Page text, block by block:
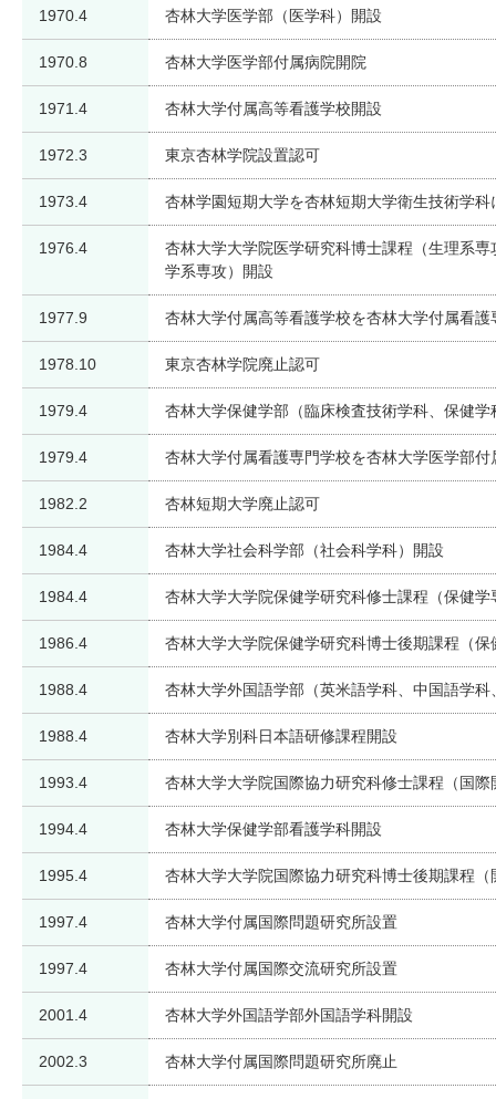
1970.4 杏林大学医学部（医学科）開設
1970.8 杏林大学医学部付属病院開院
1971.4 杏林大学付属高等看護学校開設
1972.3 東京杏林学院設置認可
1973.4 杏林学園短期大学を杏林短期大学衛生技術学
1976.4
杏林大学大学院医学研究科博士課程（生理系
学系専攻）開設
1977.9 杏林大学付属高等看護学校を杏林大学付属看
1978.10 東京杏林学院廃止認可
1979.4 杏林大学保健学部（臨床検査技術学科、保健学
1979.4 杏林大学付属看護専門学校を杏林大学医学部
1982.2 杏林短期大学廃止認可
1984.4 杏林大学社会科学部（社会科学科）開設
1984.4 杏林大学大学院保健学研究科修士課程（保健学
1986.4 杏林大学大学院保健学研究科博士後期課程（保
1988.4 杏林大学外国語学部（英米語学科、中国語学
1988.4 杏林大学別科日本語研修課程開設
1993.4 杏林大学大学院国際協力研究科修士課程（国
1994.4 杏林大学保健学部看護学科開設
1995.4 杏林大学大学院国際協力研究科博士後期課程
1997.4 杏林大学付属国際問題研究所設置
1997.4 杏林大学付属国際交流研究所設置
2001.4 杏林大学外国語学部外国語学科開設
2002.3 杏林大学付属国際問題研究所廃止